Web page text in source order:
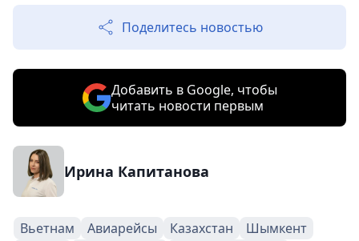
Поделитесь новостью
Добавить в Google, чтобы
читать новости первым
Ирина Капитанова
Вьетнам Авиарейсы Казахстан
Шымкент